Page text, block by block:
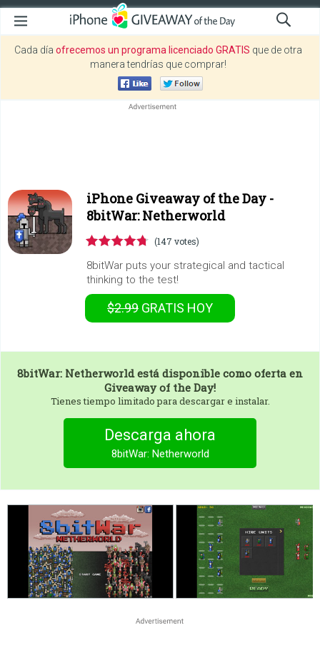
Cada día ofrecemos un programa licenciado GRATIS que de otra
manera tendrías que comprar!
iPhone Giveaway of the Day -
8bitWar: Netherworld
(147 votes)
8bitWar puts your strategical and tactical
thinking to the test!
$2.99 GRATIS HOY
8bitWar: Netherworldestá disponible como oferta en
Giveaway of the Day!
Tienes tiempo limitado para descargar e instalar.
Descarga ahora
8bitWar: Netherworld